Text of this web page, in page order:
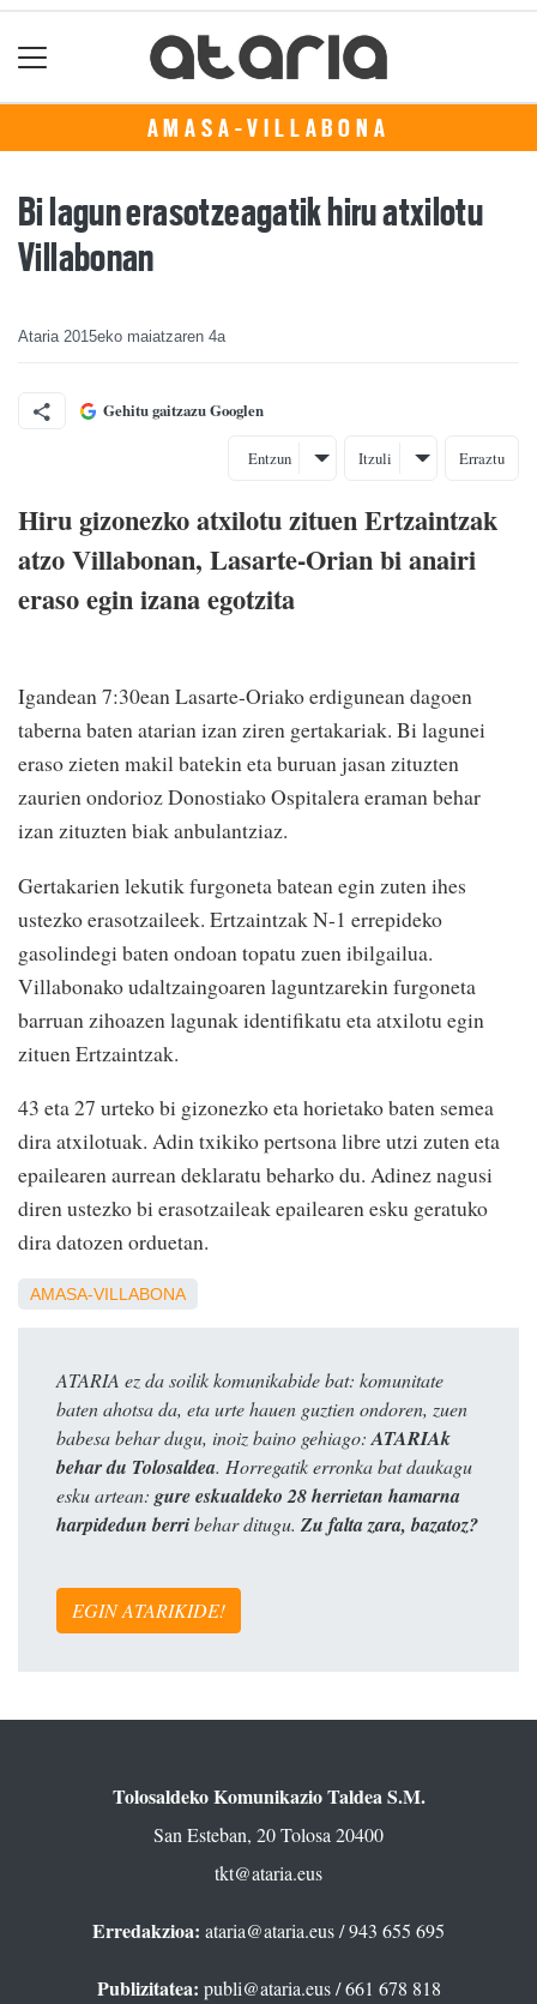
AMASA-VILLABONA
Bi lagun erasotzeagatik hiru atxilotu
Villabonan
Ataria 2015eko maiatzaren 4a
Gehitu gaitzazu Googlen
Entzun Itzuli Erraztu
Hiru gizonezko atxilotu zituen Ertzaintzak
atzo Villabonan, Lasarte-Orian bi anairi
eraso egin izana egotzita
Igandean 7:30ean Lasarte-Oriako erdigunean dagoen
taberna baten atarian izan ziren gertakariak. Bi lagunei
eraso zieten makil batekin eta buruan jasan zituzten
zaurien ondorioz Donostiako Ospitalera eraman behar
izan zituzten biak anbulantziaz.
Gertakarien lekutik furgoneta batean egin zuten ihes
ustezko erasotzaileek. Ertzaintzak N-1 errepideko
gasolindegi baten ondoan topatu zuen ibilgailua.
Villabonako udaltzaingoaren laguntzarekin furgoneta
barruan zihoazen lagunak identifikatu eta atxilotu egin
zituen Ertzaintzak.
43 eta 27 urteko bi gizonezko eta horietako baten semea
dira atxilotuak. Adin txikiko pertsona libre utzi zuten eta
epailearen aurrean deklaratu beharko du. Adinez nagusi
diren ustezko bi erasotzaileak epailearen esku geratuko
dira datozen orduetan.
AMASA-VILLABONA
ATARIA ez da soilik komunikabide bat: komunitate
baten ahotsa da, eta urte hauen guztien ondoren, zuen
babesa behar dugu, inoiz baino gehiago: ATARIAk
behar du Tolosaldea. Horregatik erronka bat daukagu
esku artean: gure eskualdeko 28 herrietan hamarna
harpidedun berribehar ditugu. Zu falta zara, bazatoz?
EGIN ATARIKIDE!
Tolosaldeko Komunikazio Taldea S.M.
San Esteban, 20 Tolosa 20400
tkt@ataria.eus
Erredakzioa: ataria@ataria.eus/ 943 655 695
Publizitatea: publi@ataria.eus/ 661 678 818